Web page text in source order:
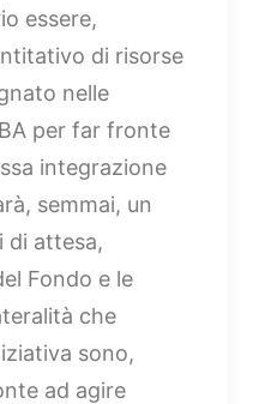
essere,
di risorse
nelle
per far fronte
integrazione
semmai, un
di attesa,
Fondo e le
che
sono,
ad agire